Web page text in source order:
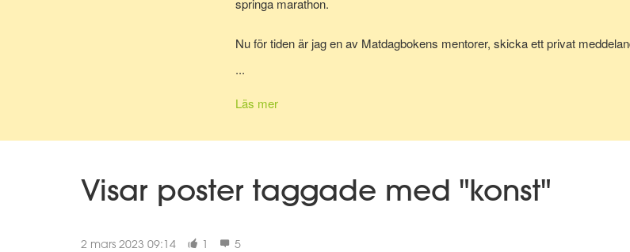
springa marathon.
Nu för tiden är jag en av Matdagbokens mentorer, skicka ett privat
...
Läs mer
Visar poster taggade med "konst"
2 mars 2023 09:14 1 5